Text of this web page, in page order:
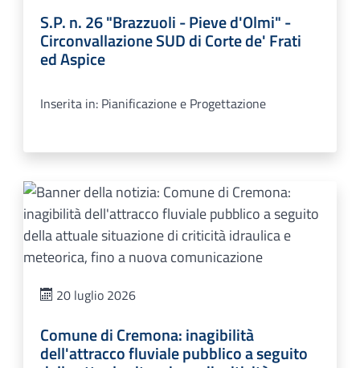
S.P. n. 26 "Brazzuoli - Pieve d'Olmi" -
Circonvallazione SUD di Corte de' Frati
ed Aspice
Inserita in: Pianificazione e Progettazione
20 luglio 2026
Comune di Cremona: inagibilità
dell'attracco fluviale pubblico a seguito